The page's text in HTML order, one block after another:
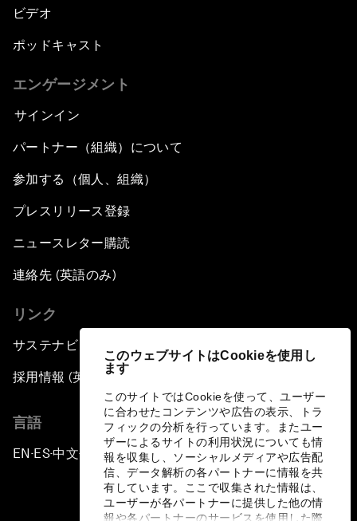
このウェブサイトはCookieを使用し
ます
このサイトではCookieを使って、ユーザー
に合わせたコンテンツや広告の表示、トラ
フィックの分析を行っています。またユー
ザーによるサイトの利用状況についても情
報を収集し、ソーシャルメディアや広告配
信、データ解析の各パートナーに情報を共
有しています。ここで収集された情報は、
ユーザーが各パートナーに提供した他の情
報や各パートナーのサービスを使用した際
ビデオ
ポッドキャスト
エンゲージメント
サインイン
パートナー（組織）について
参加する（個人、組織）
プレスリリース登録
ニュースレター購読
連絡先 (英語のみ)
リンク
サステナビリティへの取り組み
採用情報 (英語のみ)
言語
EN ▪ES▪中文▪ 日本語